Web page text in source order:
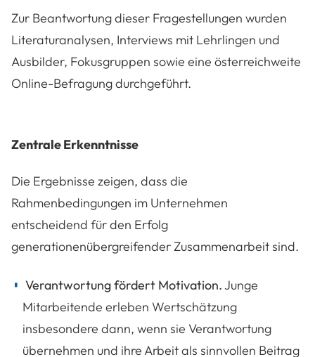
Zur Beantwortung dieser Fragestellungen wurden
Literaturanalysen, Interviews mit Lehrlingen und
Ausbilder, Fokusgruppen sowie eine österreichweite
Online-Befragung durchgeführt.
Zentrale Erkenntnisse
Die Ergebnisse zeigen, dass die
Rahmenbedingungen im Unternehmen
entscheidend für den Erfolg
generationenübergreifender Zusammenarbeit sind.
Verantwortung fördert Motivation.Junge
Mitarbeitende erleben Wertschätzung
insbesondere dann, wenn sie Verantwortung
übernehmen und ihre Arbeit als sinnvollen Beitrag